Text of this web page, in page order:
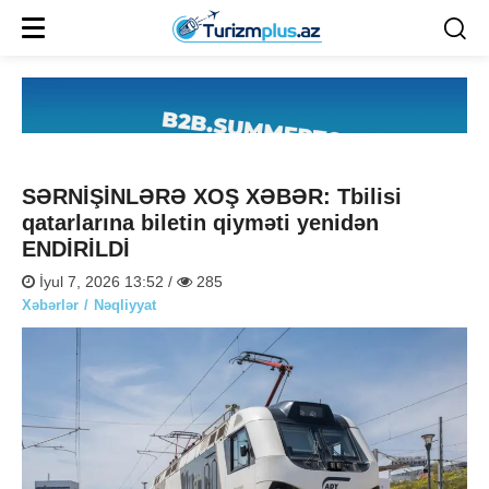
SƏRNİŞİNLƏRƏ XOŞ XƏBƏR: Tbilisi
qatarlarına biletin qiyməti yenidən
ENDİRİLDİ
İyul 7, 2026 13:52 / 285
Xəbərlər Nəqliyyat